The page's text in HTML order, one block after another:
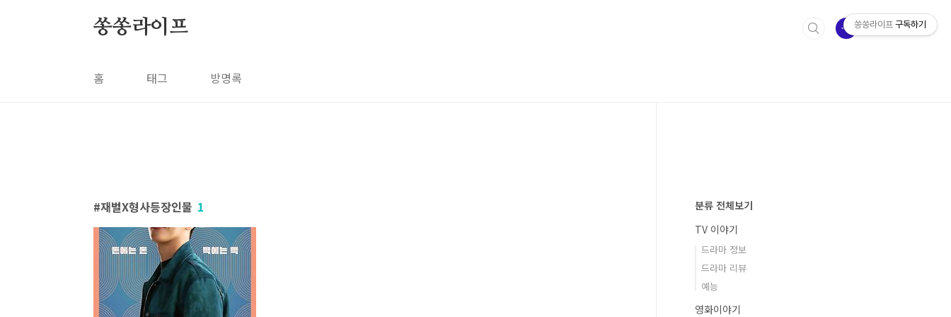
쏭쏭라이프
홈 태그 방명록
재벌X형사등장인물 1
분류 전체보기
TV 이야기
드라마 정보
드라마 리뷰
예능
영화이야기
쏭쏭라이프 구독하기